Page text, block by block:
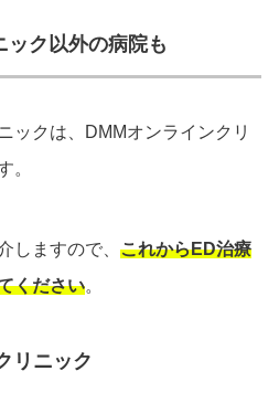
ック以外の病院も
ックは、DMMオンラインクリ
。
しますので、 これからED治療
ください。
リニック